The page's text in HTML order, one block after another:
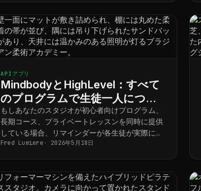
APIアプリ
MindbodyとHighLevel：すべて
のプログラムで生徒一人につき
一つの明確なスケジュール
もしあなたのスタジオが初心者向けプログラム、
長期コース、プライベートレッスンを同時に提供
している場合、リマインダーが各生徒が実際に予
約した内容と最終的に一致するようにするには、
Fred Lumiere 2026年5月18日